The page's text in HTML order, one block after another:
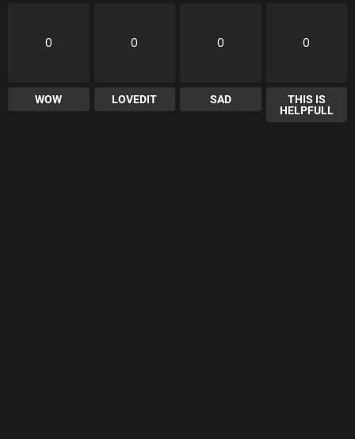
0
WOW
0
LOVEDIT
0
SAD
0
THIS IS
HELPFULL